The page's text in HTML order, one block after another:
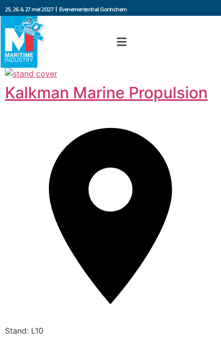
25, 26 & 27 mei 2027 | Evenementenhal Gorinchem
Kalkman Marine Propulsion
Stand: L10